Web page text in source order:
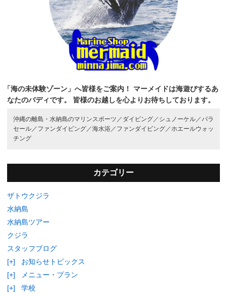
「海の未体験ゾーン」へ皆様をご案内！
マーメイドは海遊びするあ
なたのバディです。
皆様のお越しを心よりお待ちしております。
沖縄の離島・水納島のマリンスポーツ／ ダイビング／ シュノーケル／ パラ
セール／ ファンダイビング／海水浴／ ファンダイビング／ ホエールウォッ
チング
カテゴリー
ザトウクジラ
水納島
水納島ツアー
クジラ
スタッフブログ
[+]
お知らせトピックス
[+]
メニュー・プラン
[+]
学校